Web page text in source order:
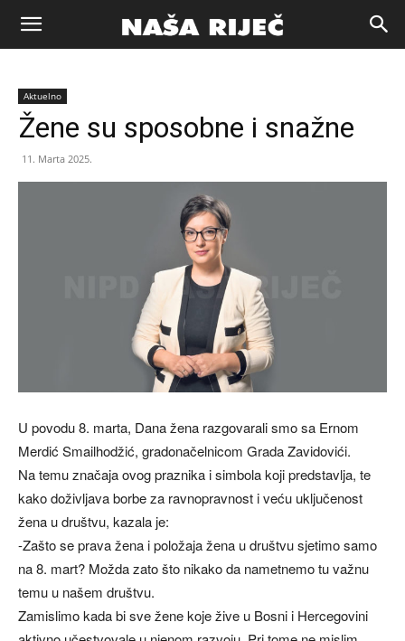
Naša
riječ
Zenica
Aktuelno
Žene su sposobne i snažne
11. Marta 2025.
U povodu 8. marta, Dana žena razgovarali smo sa Ernom
Merdić Smailhodžić, gradonačelnicom Grada Zavidovići.
Na temu značaja ovog praznika i simbola koji predstavlja, te
kako doživljava borbe za ravnopravnost i veću uključenost
žena u društvu, kazala je:
-Zašto se prava žena i položaja žena u društvu sjetimo samo
na 8. mart? Možda zato što nikako da nametnemo tu važnu
temu u našem društvu.
Zamislimo kada bi sve žene koje žive u Bosni i Hercegovini